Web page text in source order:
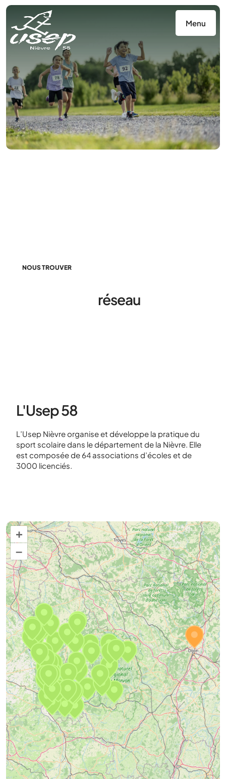
Menu
NOUS TROUVER
réseau
L'Usep 58
L’Usep Nièvre organise et développe la pratique du
sport scolaire dans le département de la Nièvre. Elle
est composée de 64 associations d’écoles et de
3000 licenciés.
+
–
Panneau de gestion des cookies